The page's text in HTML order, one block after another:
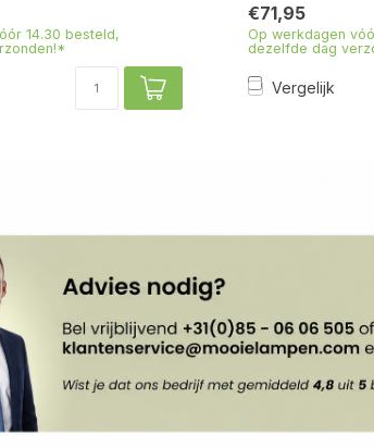
14.30 besteld,
€71,95
Op werkdagen
dezelfde dag
Vergelijk